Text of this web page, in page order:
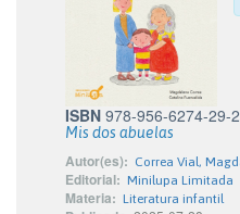
ISBN 978-956-6274-29-2
Mis dos abuelas
Autor(es): Correa Vial,
Editorial: Minilupa Limitada
Materia: Literatura infantil